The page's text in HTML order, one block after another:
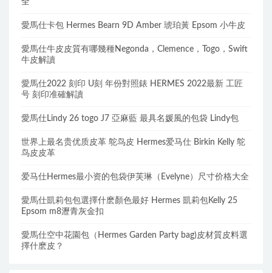
全
愛馬仕卡包 Hermes Bearn 9D Amber 琥珀黃 Epsom 小牛皮
愛馬仕牛皮皮質有哪幾種Negonda，Clemence，Togo，Swift
牛皮解讀
愛馬仕2022 刻印 U刻 年份對照錶 HERMES 2022最新 工匠
号 刻印准確解讀
愛馬仕Lindy 26 togo J7 亞麻藍 最具名媛風的包袋 Lindy包
世界上最名贵优质皮革 鸵鸟皮 Hermes爱马仕 Birkin Kelly 鸵
鸟皮皮革
爱马仕Hermes最小资的包袋伊芙琳（Evelyne）尺寸价格大全
愛馬仕凱莉包包選擇什麽顏色最好 Hermes 凱莉包Kelly 25
Epsom m8瀝青灰金扣
愛馬仕空中花園包（Hermes Garden Party bag)皮材質皮料選
擇什麽皮？